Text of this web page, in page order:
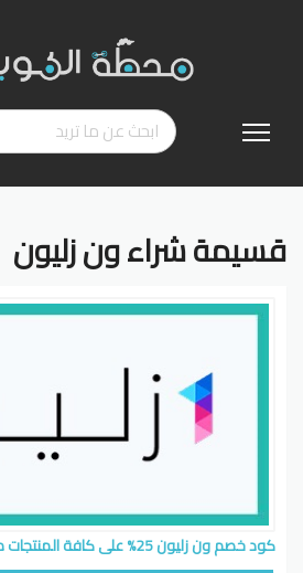
إلى
قسيمة شراء ون زليون
كود خصم ون زليون 25% على كافة المنتجات متاح الآن 1Zilion